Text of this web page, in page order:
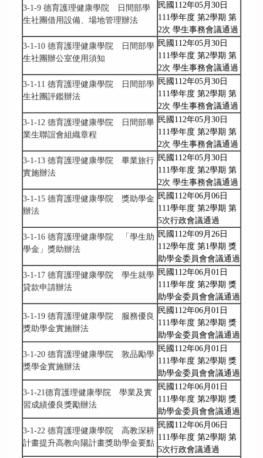
3-1-9 德育護理健康學院 日間部學
生社團借用設備、場地管理辦法
民國112年05月30日
111學年度 第2學期 第
2次 學生事務會議通過
3-1-10 德育護理健康學院 日間部學
生社團辦公室使用須知
民國112年05月30日
111學年度 第2學期 第
2次 學生事務會議通過
3-1-11 德育護理健康學院 日間部學
生社團評鑑辦法
民國112年05月30日
111學年度 第2學期 第
2次 學生事務會議通過
3-1-12 德育護理健康學院 日間部畢
業生聯誼會組織章程
民國112年05月30日
111學年度 第2學期 第
2次 學生事務會議通過
3-1-13 德育護理健康學院 畢業旅行
實施辦法
民國112年05月30日
111學年度 第2學期 第
2次 學生事務會議通過
3-1-15 德育護理健康學院 獎助學金
辦法
民國112年06月06日
111學年度 第2學期 第
5次行政會議通過
3-1-16 德育護理健康學院 「學生助
學金」獎助辦法
民國112年09月26日
112學年度 第1學期 獎
助學金委員會會議通過
3-1-17 德育護理健康學院 學生就學
貸款申請辦法
民國112年06月01日
111學年度 第2學期 獎
助學金委員會會議通過
3-1-19 德育護理健康學院 服務優良
獎助學金實施辦法
民國112年06月01日
111學年度 第2學期 獎
助學金委員會會議通過
3-1-20 德育護理健康學院 敦品勵學
獎學金實施辦法
民國112年06月01日
111學年度 第2學期 獎
助學金委員會會議通過
3-1-21德育護理健康學院 學業及實
習成績優良獎勵辦法
民國112年06月01日
111學年度 第2學期 獎
助學金委員會會議通過
3-1-22 德育護理健康學院 高教深耕
計畫提升高教向陽計畫獎助學金要點
民國112年06月06日
111學年度 第2學期 第
5次行政會議通過